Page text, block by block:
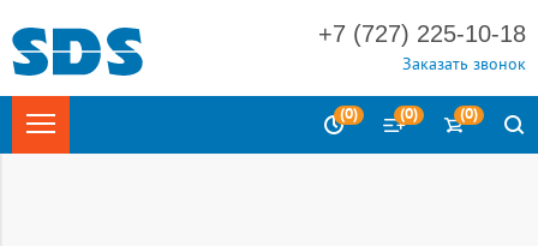
+7 (727) 225-10-18
Заказать звонок
(0) (0) (0)